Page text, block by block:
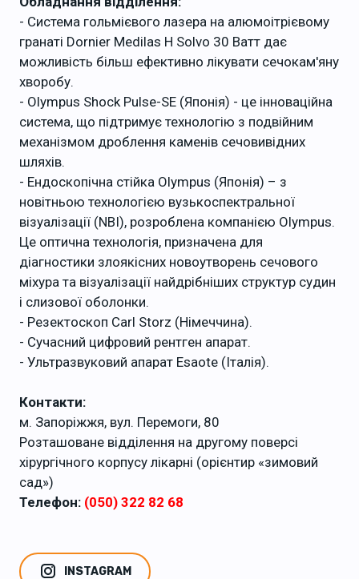
- Система гольмієвого лазера на алюмоітрієвому
гранаті Dornier Medilas H Solvo 30 Ватт дає
можливість більш ефективно лікувати сечокам'яну
хворобу.
- Olympus Shock Pulse-SE (Японія) - це інноваційна
система, що підтримує технологію з подвійним
механізмом дроблення каменів сечовивідних
шляхів.
- Ендоскопічна стійка Olympus (Японія) – з
новітньою технологією вузькоспектральної
візуалізації (NBI), розроблена компанією Olympus.
Це оптична технологія, призначена для
діагностики злоякісних новоутворень сечового
міхура та візуалізації найдрібніших структур судин
і слизової оболонки.
- Резектоскоп Carl Storz (Німеччина).
- Сучасний цифровий рентген апарат.
- Ультразвуковий апарат Esaote (Італія).
Контакти:
м. Запоріжжя, вул. Перемоги, 80
Розташоване відділення на другому поверсі
хірургічного корпусу лікарні (орієнтир «зимовий
сад»)
Телефон: (050) 322 82 68
INSTAGRAM